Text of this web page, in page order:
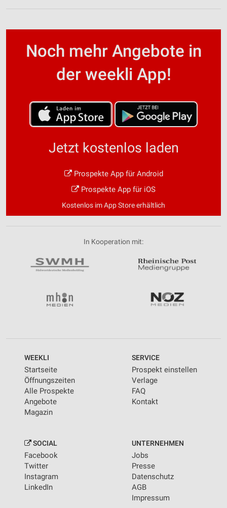
Noch mehr Angebote in
der weekli App!
Jetzt kostenlos laden
Prospekte App für Android
Prospekte App für iOS
Kostenlos im App Store erhältlich
In Kooperation mit:
WEEKLI
Startseite
Öffnungszeiten
Alle Prospekte
Angebote
Magazin
SERVICE
Prospekt einstellen
Verlage
FAQ
Kontakt
SOCIAL
Facebook
Twitter
Instagram
LinkedIn
UNTERNEHMEN
Jobs
Presse
Datenschutz
AGB
Impressum